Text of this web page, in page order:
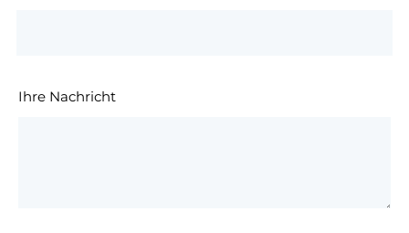
Ihre Nachricht